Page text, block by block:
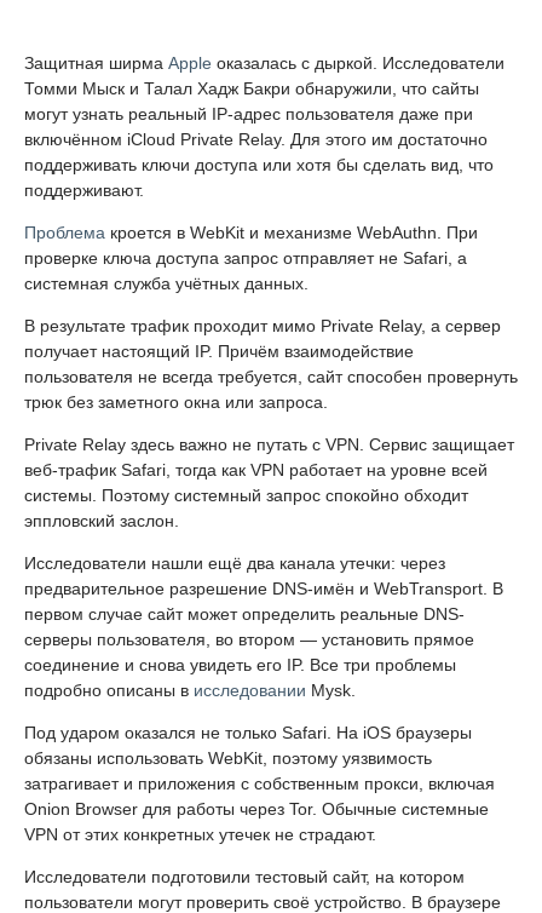
Защитная ширма Apple оказалась с дыркой. Исследователи
Томми Мыск и Талал Хадж Бакри обнаружили, что сайты
могут узнать реальный IP-адрес пользователя даже при
включённом iCloud Private Relay. Для этого им достаточно
поддерживать ключи доступа или хотя бы сделать вид, что
поддерживают.
Проблема кроется в WebKit и механизме WebAuthn. При
проверке ключа доступа запрос отправляет не Safari, а
системная служба учётных данных.
В результате трафик проходит мимо Private Relay, а сервер
получает настоящий IP. Причём взаимодействие
пользователя не всегда требуется, сайт способен провернуть
трюк без заметного окна или запроса.
Private Relay здесь важно не путать с VPN. Сервис защищает
веб-трафик Safari, тогда как VPN работает на уровне всей
системы. Поэтому системный запрос спокойно обходит
эппловский заслон.
Исследователи нашли ещё два канала утечки: через
предварительное разрешение DNS-имён и WebTransport. В
первом случае сайт может определить реальные DNS-
серверы пользователя, во втором — установить прямое
соединение и снова увидеть его IP. Все три проблемы
подробно описаны в исследовании Mysk.
Под ударом оказался не только Safari. На iOS браузеры
обязаны использовать WebKit, поэтому уязвимость
затрагивает и приложения с собственным прокси, включая
Onion Browser для работы через Tor. Обычные системные
VPN от этих конкретных утечек не страдают.
Исследователи подготовили тестовый сайт, на котором
пользователи могут проверить своё устройство. В браузере